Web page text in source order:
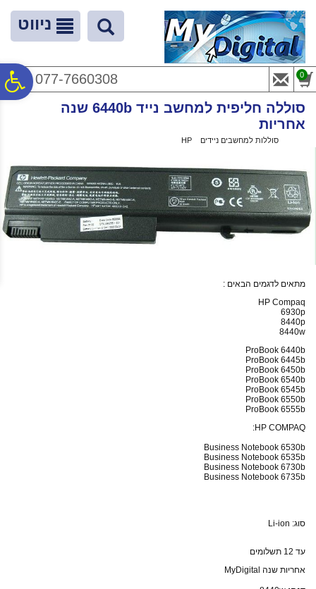
נגישות
המרכזי
ניווט
077-7660308 0
סוללה חליפית למחשב נייד 6440b שנה
אחריות
סוללות למחשבים ניידים HP
מתאים לדגמים הבאים :
HP Compaq
6930p
8440p
8440w
ProBook 6440b
ProBook 6445b
ProBook 6450b
ProBook 6540b
ProBook 6545b
ProBook 6550b
ProBook 6555b
HP COMPAQ:
Business Notebook 6530b
Business Notebook 6535b
Business Notebook 6730b
Business Notebook 6735b
סוג: Li-ion
עד 12 תשלומים
אחריות שנה MyDigital